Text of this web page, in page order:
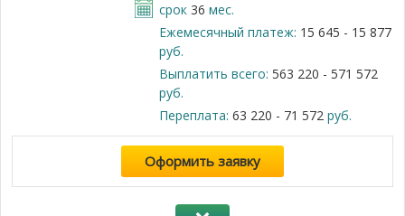
срок 36 мес.
Ежемесячный платеж: 15 645 - 15 877
руб.
Выплатить всего: 563 220 - 571 572
руб.
Переплата: 63 220 - 71 572руб.
Оформить заявку